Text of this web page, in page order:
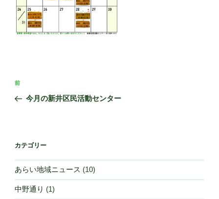
投
ナ
ー
シ
ョ
ン
前
の
前
今月の新井区民活動センター
カテゴリー
あらい地域ニュース (10)
中野通り (1)